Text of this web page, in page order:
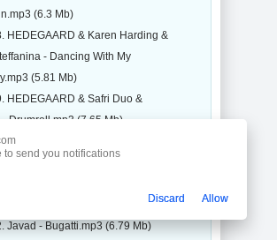
(6.3 Mb)
HEDEGAARD & Karen Harding &
- Dancing With My
(5.81 Mb)
HEDEGAARD & Safri Duo &
Drumroll.mp3 (7.65 Mb)
Huvagen - Don't Call Me.mp3
Javad - Bugatti.mp3 (6.79 Mb)
to send you notifications
Discard Allow